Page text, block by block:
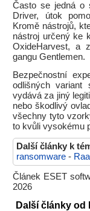
Často se jedná o
Driver, útok
Kromě nástrojů,
nástroj určený ke
OxideHarvest, a
gangu Gentlemen.
Bezpečnostní
odlišných variant
vydává za jiný
nebo škodlivý
všechny tyto
to kvůli vysokému
Další články k
ransomware -
Článek ESET
2026
Další články od